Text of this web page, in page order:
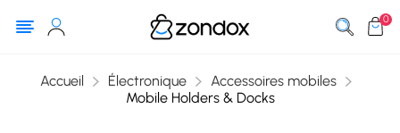
0
Accueil Électronique
Accessoires mobiles
Mobile Holders & Docks